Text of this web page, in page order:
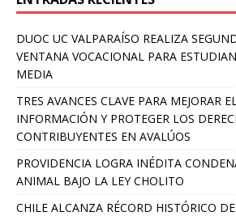
DUOC UC VALPARAÍSO REALIZA
VENTANA VOCACIONAL PARA
MEDIA
TRES AVANCES CLAVE PARA MEJORAR
INFORMACIÓN Y PROTEGER LOS
CONTRIBUYENTES EN AVALÚOS
PROVIDENCIA LOGRA INÉDITA
ANIMAL BAJO LA LEY CHOLITO
CHILE ALCANZA RÉCORD HISTÓRICO